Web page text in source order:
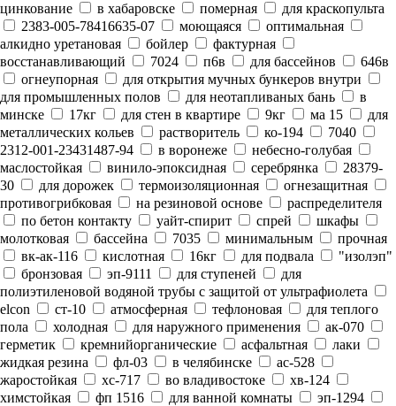
цинкование
в хабаровске померная
для краскопульта
2383-005-78416635-07
моющаяся
оптимальная
алкидно уретановая
бойлер
фактурная
восстанавливающий
7024 п6в для бассейнов
646в
огнеупорная
для открытия мучных бункеров внутри
для промышленных полов
для неотапливаных бань
в
минске
17кг для стен в квартире 9кг ма 15
для
металлических кольев
растворитель ко-194
7040
2312-001-23431487-94
в воронеже
небесно-голубая
маслостойкая
винило-эпоксидная серебрянка
28379-
30
для дорожек термоизоляционная
огнезащитная
противогрибковая
на резиновой основе
распределителя
по бетон контакту
уайт-спирит спрей
шкафы
молотковая
бассейна 7035 минимальным
прочная
вк-ак-116
кислотная 16кг для подвала
"изолэп"
бронзовая
эп-9111 для ступеней
для
полиэтиленовой водяной трубы с защитой от ультрафиолета
elcon
ст-10 атмосферная тефлоновая
для теплого
пола
холодная для наружного применения
ак-070
герметик
кремнийорганические асфальтная
лаки
жидкая резина
фл-03 в челябинске
ас-528
жаростойкая
хс-717 во владивостоке
хв-124
химстойкая
фп 1516 для ванной комнаты
эп-1294